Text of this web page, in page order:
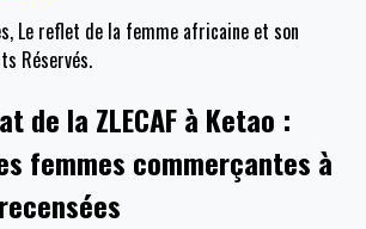
Le reflet de la femme africaine et son
Réservés.
de la ZLECAF à Ketao :
femmes commerçantes à